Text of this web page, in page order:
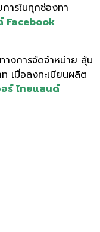
การในทุกช่องทา
Facebook
งการจัดจำหน่าย ลุ้น
เมื่อลงทะเบียนผลิต
อร์ ไทยแลนด์